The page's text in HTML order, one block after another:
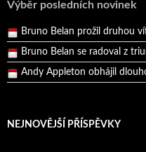
Výběr posledních novinek
Bruno Belan se radoval z
Reprezentační dvojice brala
NEJNOVĚJŠÍ PŘÍSPĚVKY